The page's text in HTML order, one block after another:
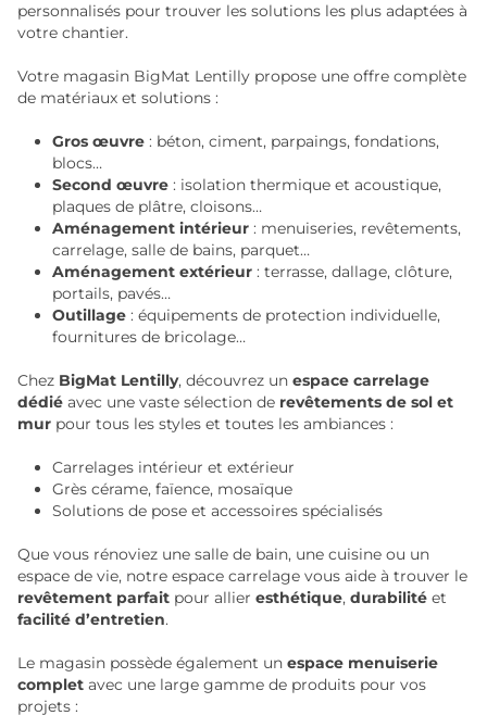
personnalisés pour trouver les solutions les plus adaptées à
votre chantier.
Votre magasin BigMat Lentilly propose une offre complète
de matériaux et solutions :
Gros œuvre : béton, ciment, parpaings, fondations,
blocs…
Second œuvre : isolation thermique et acoustique,
plaques de plâtre, cloisons…
Aménagement intérieur : menuiseries, revêtements,
carrelage, salle de bains, parquet…
Aménagement extérieur : terrasse, dallage, clôture,
portails, pavés…
Outillage : équipements de protection individuelle,
fournitures de bricolage…
Chez BigMat Lentilly, découvrez un espace carrelage
dédié avec une vaste sélection de revêtements de sol et
mur pour tous les styles et toutes les ambiances :
Carrelages intérieur et extérieur
Grès cérame, faïence, mosaïque
Solutions de pose et accessoires spécialisés
Que vous rénoviez une salle de bain, une cuisine ou un
espace de vie, notre espace carrelage vous aide à trouver le
revêtement parfait pour allier esthétique, durabilité et
facilité d’entretien.
Le magasin possède également un espace menuiserie
complet avec une large gamme de produits pour vos
projets :